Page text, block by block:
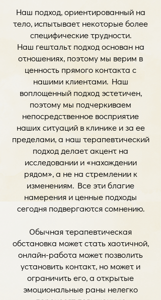
Наш подход, ориентированный на
тело, испытывает некоторые более
специфические трудности.
Наш гештальт подход основан на
отношениях, поэтому мы верим в
ценность прямого контакта с
нашими клиентами. Наш
воплощенный подход эстетичен,
поэтому мы подчеркиваем
непосредственное восприятие
наших ситуаций в клинике и за ее
пределами, а наш терапевтический
подход делает акцент на
исследовании и «нахождении
рядом», а не на стремлении к
изменениям. Все эти благие
намерения и ценные подходы
сегодня подвергаются сомнению.
Обычная терапевтическая
обстановка может стать хаотичной,
онлайн-работа может позволить
установить контакт, но может и
ограничить его, а открытые
эмоциональные раны нелегко